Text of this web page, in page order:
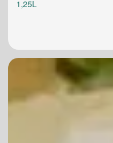
1,25L